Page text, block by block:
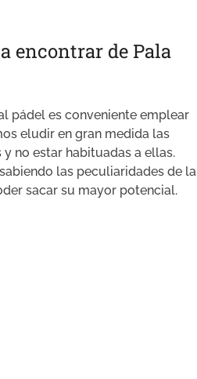
encontrar de Pala
pádel es conveniente emplear
eludir en gran medida las
no estar habituadas a ellas.
las peculiaridades de la
sacar su mayor potencial.